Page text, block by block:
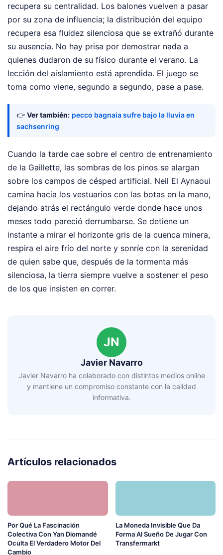
recupera su centralidad. Los balones vuelven a pasar
por su zona de influencia; la distribución del equipo
recupera esa fluidez silenciosa que se extrañó durante
su ausencia. No hay prisa por demostrar nada a
quienes dudaron de su físico durante el verano. La
lección del aislamiento está aprendida. El juego se
toma como viene, segundo a segundo, pase a pase.
👉 Ver también: pecco bagnaia sufre bajo la lluvia en
sachsenring
Cuando la tarde cae sobre el centro de entrenamiento
de la Gaillette, las sombras de los pinos se alargan
sobre los campos de césped artificial. Neil El Aynaoui
camina hacia los vestuarios con las botas en la mano,
dejando atrás el rectángulo verde donde hace unos
meses todo pareció derrumbarse. Se detiene un
instante a mirar el horizonte gris de la cuenca minera,
respira el aire frío del norte y sonríe con la serenidad
de quien sabe que, después de la tormenta más
silenciosa, la tierra siempre vuelve a sostener el peso
de los que insisten en correr.
JN
Javier Navarro
Javier Navarro ha colaborado con distintos medios online
y mantiene un compromiso constante con la calidad
informativa.
Artículos relacionados
Por Qué La Fascinación
Colectiva Con Yan Diomandé
Oculta El Verdadero Motor Del
Cambio
La Moneda Invisible Que Da
Forma Al Sueño De Jugar Con
Transfermarkt